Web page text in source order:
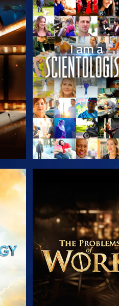
בדוק את הסדרה